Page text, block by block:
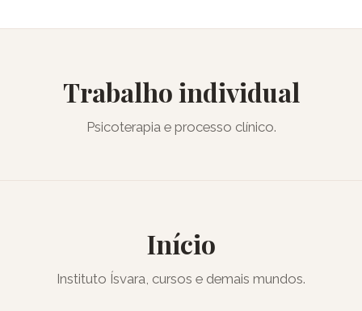
Trabalho individual
Psicoterapia e processo clínico.
Início
Instituto Ísvara, cursos e demais mundos.